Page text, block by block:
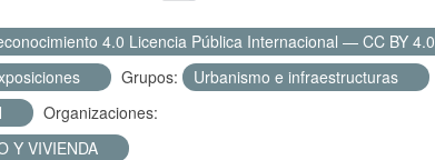
4.0 Licencia Pública Internacional — CC BY 4.0
Grupos:
Urbanismo e infraestructuras
Organizaciones:
Y VIVIENDA